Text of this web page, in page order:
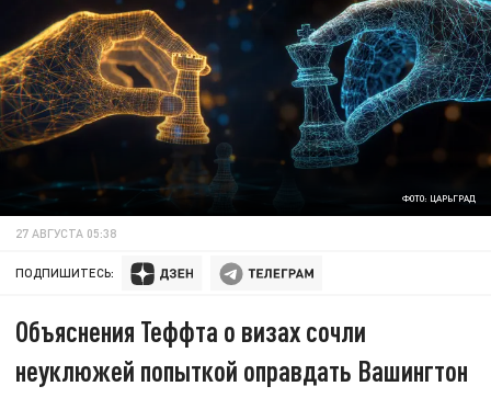
ФОТО: ЦАРЬГРАД
27 АВГУСТА 05:38
ПОДПИШИТЕСЬ:
Объяснения Теффта о визах сочли
неуклюжей попыткой оправдать Вашингтон